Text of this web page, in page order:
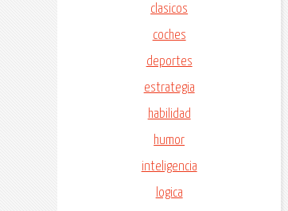
clasicos
coches
deportes
estrategia
habilidad
humor
inteligencia
logica